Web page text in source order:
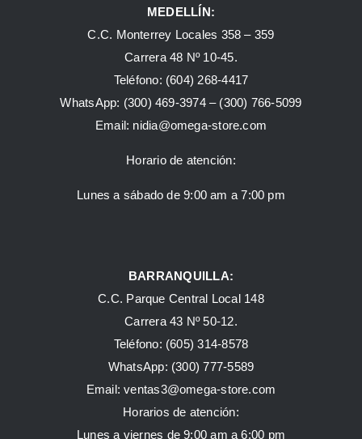
MEDELLÍN:
C.C. Monterrey Locales 358 – 359
Carrera 48 Nº 10-45.
Teléfono: (604) 268-4417
WhatsApp: (300) 469-3974 – (300) 766-5099
Email: nidia@omega-store.com
Horario de atención:
Lunes a sábado de 9:00 am a 7:00 pm
BARRANQUILLA:
C.C. Parque Central Local 148
Carrera 43 Nº 50-12.
Teléfono: (605) 314-8578
WhatsApp: (300) 777-5589
Email: ventas3@omega-store.com
Horarios de atención:
Lunes a viernes de 9:00 am a 6:00 pm